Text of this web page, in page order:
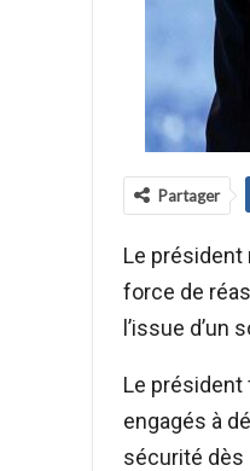
Partager
Le président
force de
l’issue d’un
Le président
engagés à
sécurité dès